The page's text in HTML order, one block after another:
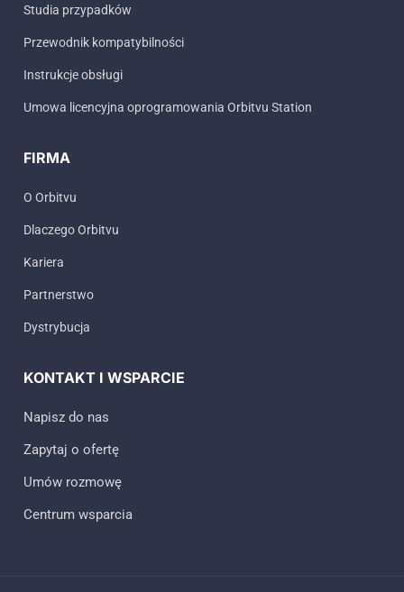
Studia przypadków
Przewodnik kompatybilności
Instrukcje obsługi
Umowa licencyjna oprogramowania Orbitvu Station
FIRMA
O Orbitvu
Dlaczego Orbitvu
Kariera
Partnerstwo
Dystrybucja
KONTAKT I WSPARCIE
Napisz do nas
Zapytaj o ofertę
Umów rozmowę
Centrum wsparcia